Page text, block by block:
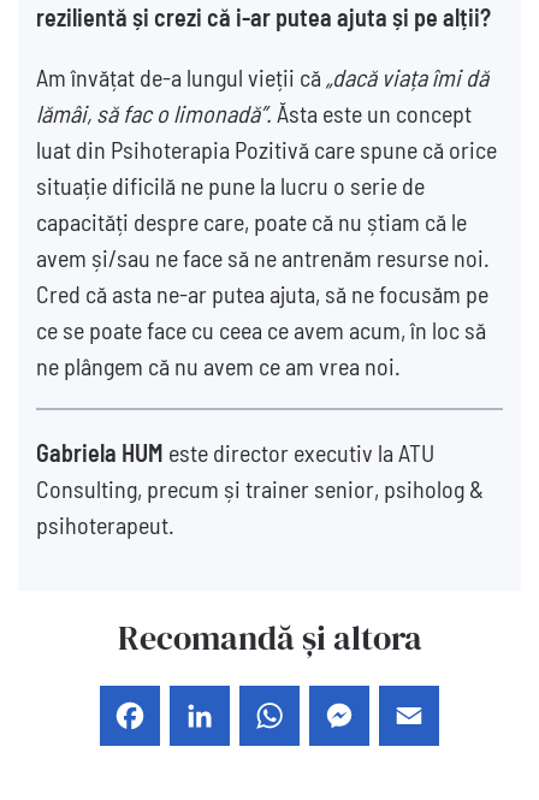
rezilientă și crezi că i-ar putea ajuta și pe alții?
Am învățat de-a lungul vieții că „dacă viața îmi dă
lămâi, să fac o limonadă”. Ăsta este un concept
luat din Psihoterapia Pozitivă care spune că orice
situație dificilă ne pune la lucru o serie de
capacități despre care, poate că nu știam că le
avem și/sau ne face să ne antrenăm resurse noi.
Cred că asta ne-ar putea ajuta, să ne focusăm pe
ce se poate face cu ceea ce avem acum, în loc să
ne plângem că nu avem ce am vrea noi.
Gabriela HUM este director executiv la ATU
Consulting, precum și trainer senior, psiholog &
psihoterapeut.
Recomandă și altora
Facebook LinkedIn WhatsApp Messenger